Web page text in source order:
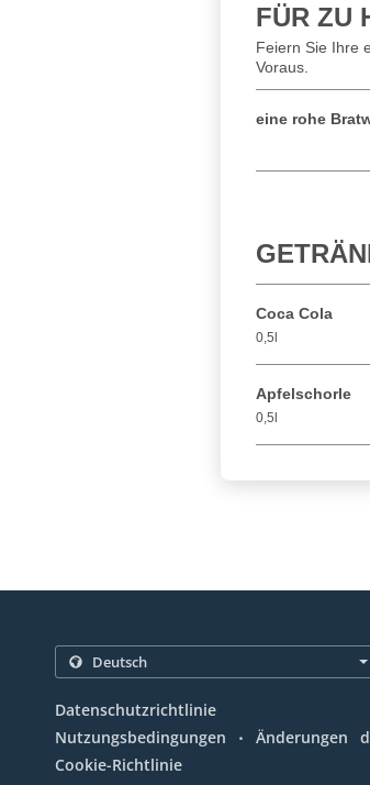
FÜR ZU
Feiern Sie Ihre
Voraus.
eine rohe
Coca Cola
0,5l
Apfelschorle
0,5l
Datenschutzrichtlinie
Nutzungsbedingungen .
Änderungen
Cookie-Richtlinie